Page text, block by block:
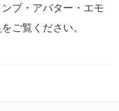
プ・アバター・エモ
をご覧ください。